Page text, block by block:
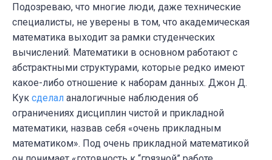
Подозреваю, что многие люди, даже технические
специалисты, не уверены в том, что академическая
математика выходит за рамки студенческих
вычислений. Математики в основном работают с
абстрактными структурами, которые редко имеют
какое-либо отношение к наборам данных. Джон Д.
Кук сделал аналогичные наблюдения об
ограничениях дисциплин чистой и прикладной
математики, назвав себя «очень прикладным
математиком». Под очень прикладной математикой